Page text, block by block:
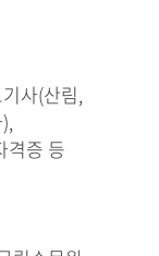
사(산림,
격증 등